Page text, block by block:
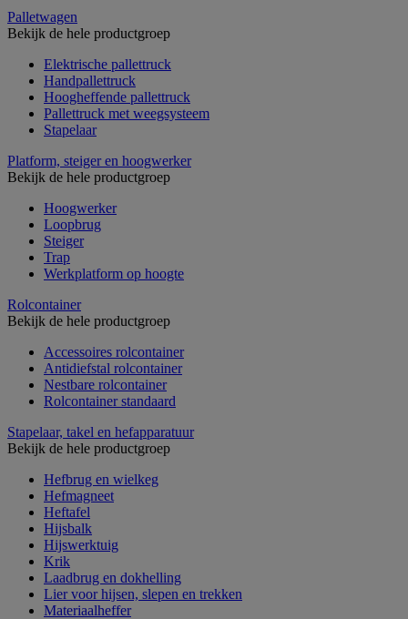
Palletwagen
Bekijk de hele productgroep
Elektrische pallettruck
Handpallettruck
Hoogheffende pallettruck
Pallettruck met weegsysteem
Stapelaar
Platform, steiger en hoogwerker
Bekijk de hele productgroep
Hoogwerker
Loopbrug
Steiger
Trap
Werkplatform op hoogte
Rolcontainer
Bekijk de hele productgroep
Accessoires rolcontainer
Antidiefstal rolcontainer
Nestbare rolcontainer
Rolcontainer standaard
Stapelaar, takel en hefapparatuur
Bekijk de hele productgroep
Hefbrug en wielkeg
Hefmagneet
Heftafel
Hijsbalk
Hijswerktuig
Krik
Laadbrug en dokhelling
Lier voor hijsen, slepen en trekken
Materiaalheffer